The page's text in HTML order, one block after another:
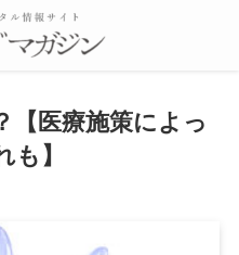
【医療施策によっ
】